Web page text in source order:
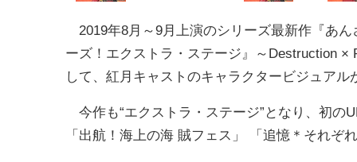
2019年8月～9月上演のシリーズ最新作『あん
ーズ！エクストラ・ステージ』～Destruction ×
して、紅月キャストのキャラクタービジュアル
今作も“エクストラ・ステージ”となり、初の
「出航！海上の海 賊フェス」 「追憶＊それぞ